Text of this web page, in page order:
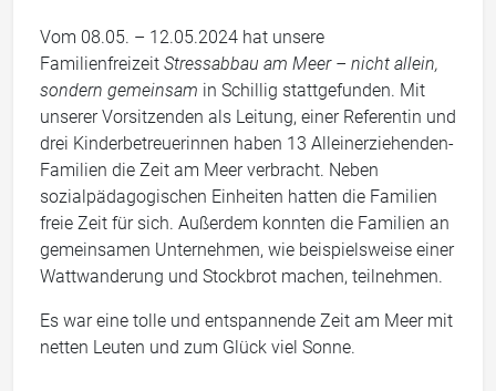
Vom 08.05. – 12.05.2024 hat unsere
Familienfreizeit Stressabbau am Meer – nicht allein,
sondern gemeinsam in Schillig stattgefunden. Mit
unserer Vorsitzenden als Leitung, einer Referentin und
drei Kinderbetreuerinnen haben 13 Alleinerziehenden-
Familien die Zeit am Meer verbracht. Neben
sozialpädagogischen Einheiten hatten die Familien
freie Zeit für sich. Außerdem konnten die Familien an
gemeinsamen Unternehmen, wie beispielsweise einer
Wattwanderung und Stockbrot machen, teilnehmen.
Es war eine tolle und entspannende Zeit am Meer mit
netten Leuten und zum Glück viel Sonne.